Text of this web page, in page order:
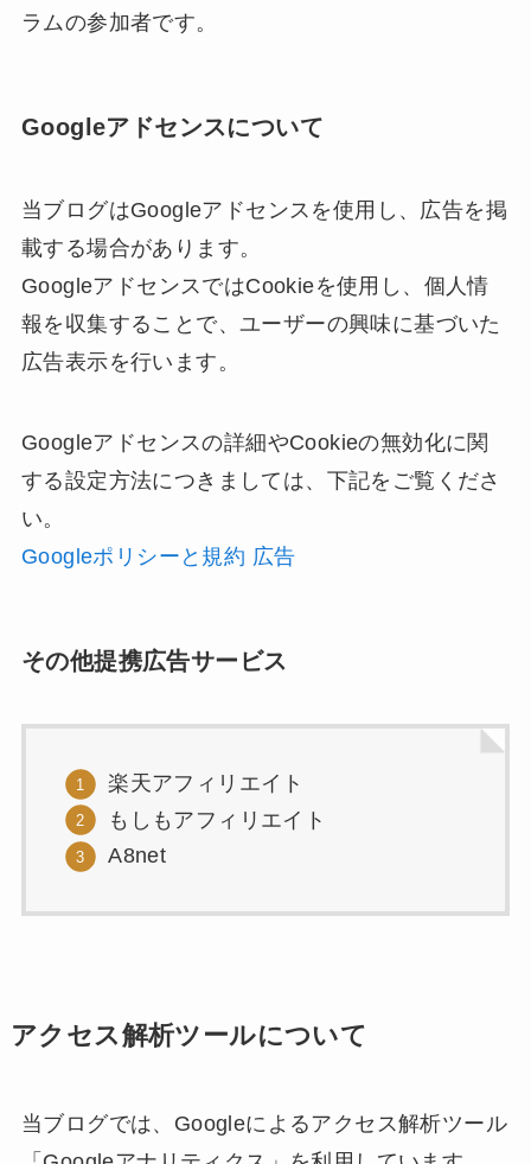
ラムの参加者です。
Googleアドセンスについて
当ブログはGoogleアドセンスを使用し、広告を掲
載する場合があります。
GoogleアドセンスではCookieを使用し、個人情
報を収集することで、ユーザーの興味に基づいた
広告表示を行います。
Googleアドセンスの詳細やCookieの無効化に関
する設定方法につきましては、下記をご覧くださ
い。
Googleポリシーと規約 広告
その他提携広告サービス
楽天アフィリエイト
もしもアフィリエイト
A8net
アクセス解析ツールについて
当ブログでは、Googleによるアクセス解析ツール